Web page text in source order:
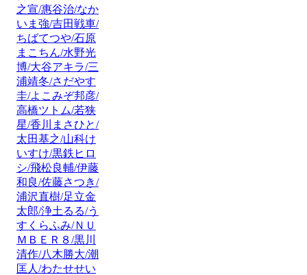
之宣/惠谷治/なか
いま強/吉田戦車/
ちばてつや/石原
まこちん/水野光
博/大谷アキラ/三
浦靖冬/さだやす
圭/よこみぞ邦彦/
高橋ツトム/若狭
星/香川まさひと/
太田基之/山科け
いすけ/黒鉄ヒロ
シ/飛松良輔/伊藤
和良/佐藤さつき/
浦沢直樹/足立金
太郎/浄土るる/う
すくらふみ/ＮＵ
ＭＢＥＲ８/黒川
清作/八木勝大/潮
匡人/わたせせい